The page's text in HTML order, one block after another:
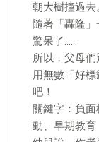
朝大樹撞過去
隨著「轟隆
驚呆了……
所以，父母
用無數「好
吧！
關鍵字：負
動、早期教育